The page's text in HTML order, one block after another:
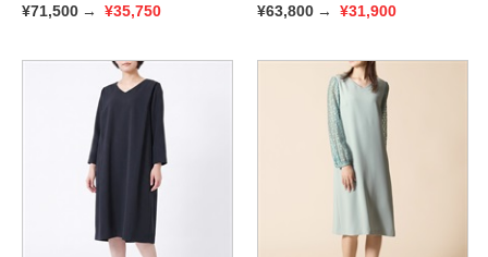
¥71,500 → ¥35,750 ¥63,800 → ¥31,900